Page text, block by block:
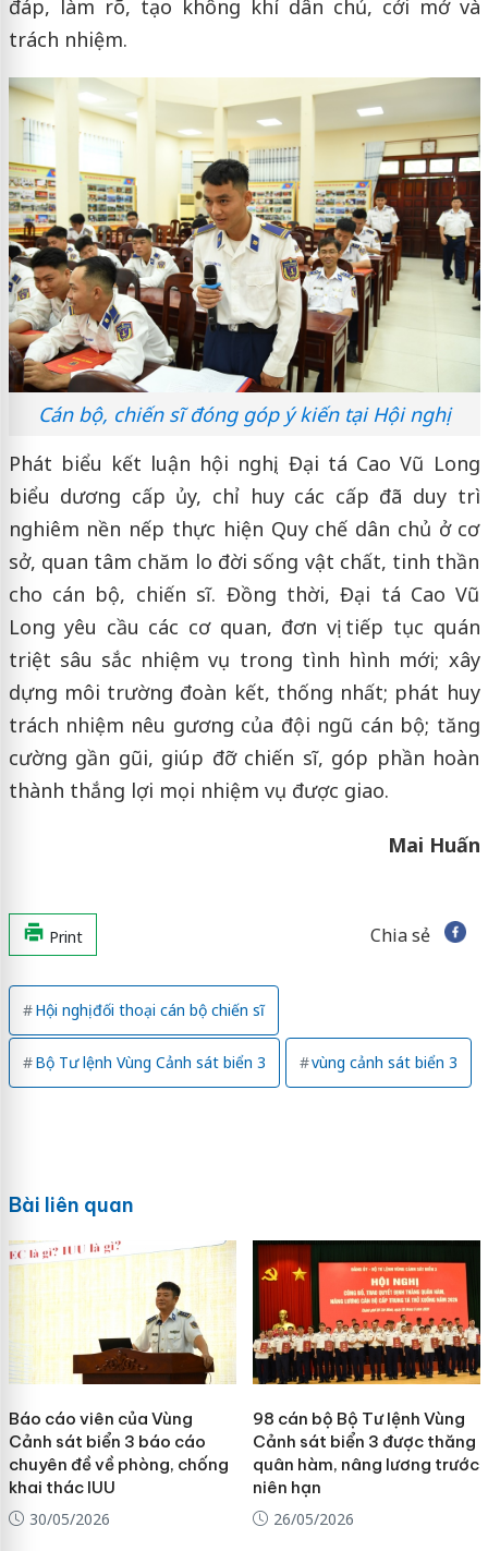
đáp, làm rõ, tạo không khí dân chủ, cởi mở và
trách nhiệm.
Cán bộ, chiến sĩ đóng góp ý kiến tại Hội nghị
Phát biểu kết luận hội nghị, Đại tá Cao Vũ Long
biểu dương cấp ủy, chỉ huy các cấp đã duy trì
nghiêm nền nếp thực hiện Quy chế dân chủ ở cơ
sở, quan tâm chăm lo đời sống vật chất, tinh thần
cho cán bộ, chiến sĩ. Đồng thời, Đại tá Cao Vũ
Long yêu cầu các cơ quan, đơn vị tiếp tục quán
triệt sâu sắc nhiệm vụ trong tình hình mới; xây
dựng môi trường đoàn kết, thống nhất; phát huy
trách nhiệm nêu gương của đội ngũ cán bộ; tăng
cường gần gũi, giúp đỡ chiến sĩ, góp phần hoàn
thành thắng lợi mọi nhiệm vụ được giao.
Mai Huấn
Print Chia sẻ
Hội nghị đối thoại cán bộ chiến sĩ
Bộ Tư lệnh Vùng Cảnh sát biển 3 vùng cảnh sát biển 3
Bài liên quan
Báo cáo viên của Vùng
Cảnh sát biển 3 báo cáo
chuyên đề về phòng, chống
khai thác IUU
30/05/2026
98 cán bộ Bộ Tư lệnh Vùng
Cảnh sát biển 3 được thăng
quân hàm, nâng lương trước
niên hạn
26/05/2026